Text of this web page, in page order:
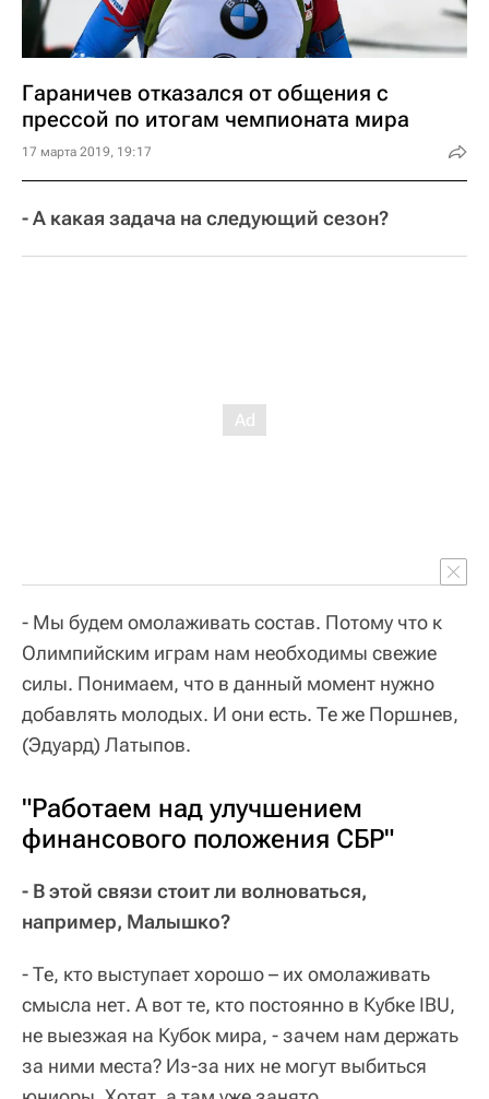
Гараничев отказался от общения с
прессой по итогам чемпионата мира
17 марта 2019, 19:17
- А какая задача на следующий сезон?
- Мы будем омолаживать состав. Потому что к
Олимпийским играм нам необходимы свежие
силы. Понимаем, что в данный момент нужно
добавлять молодых. И они есть. Те же Поршнев,
(Эдуард) Латыпов.
"Работаем над улучшением
финансового положения СБР"
- В этой связи стоит ли волноваться,
например, Малышко?
- Те, кто выступает хорошо – их омолаживать
смысла нет. А вот те, кто постоянно в Кубке IBU,
не выезжая на Кубок мира, - зачем нам держать
за ними места? Из-за них не могут выбиться